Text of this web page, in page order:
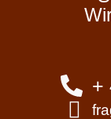
+